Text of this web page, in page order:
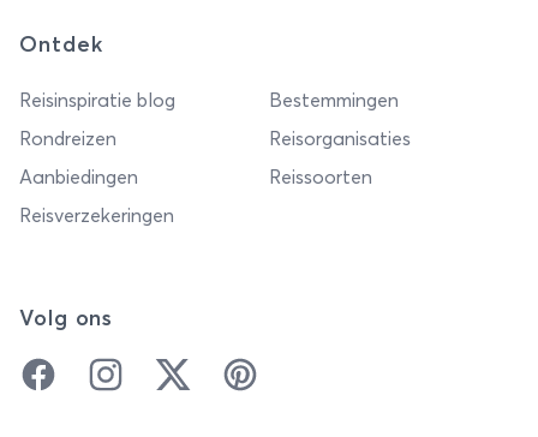
Ontdek
Reisinspiratie blog
Bestemmingen
Rondreizen
Reisorganisaties
Aanbiedingen
Reissoorten
Reisverzekeringen
Volg ons
FacebookInstagramTwitter Pinterest